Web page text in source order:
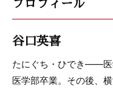
谷口英喜
たにぐち・ひでき――医
医学部卒業。その後、